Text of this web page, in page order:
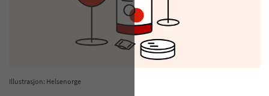
Illustrasjon: Helsenorge